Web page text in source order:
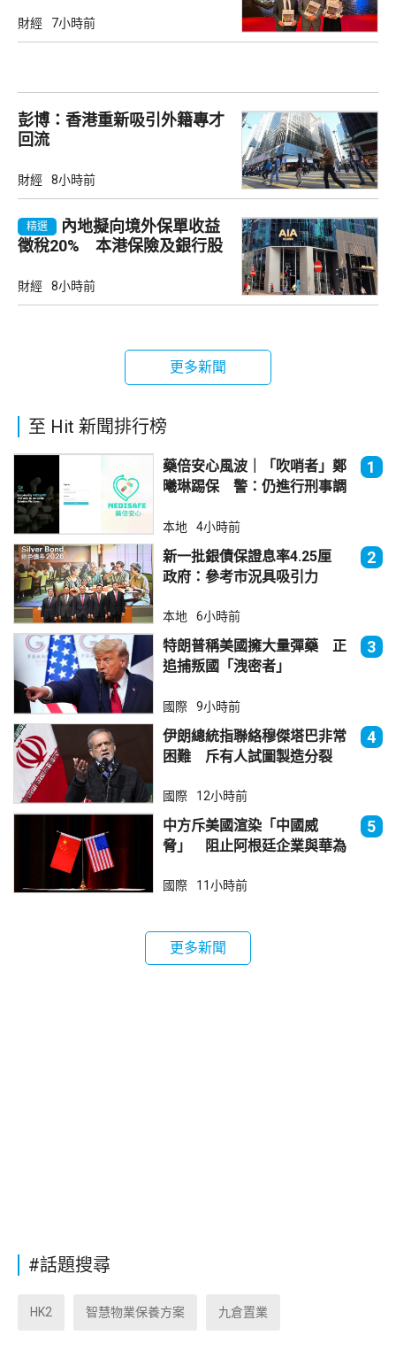
財經 7小時前
彭博：香港重新吸引外籍專才
回流
財經 8小時前
精選
內地擬向境外保單收益
徵稅20% 本港保險及銀行股
財經 8小時前
更多新聞
至 Hit 新聞排行榜
藥倍安心風波｜「吹哨者」鄭
曦琳踢保 警：仍進行刑事調
1
本地 4小時前
新一批銀債保證息率4.25厘
政府：參考市況具吸引力
2
本地 6小時前
特朗普稱美國擁大量彈藥 正
追捕叛國「洩密者」
3
國際 9小時前
伊朗總統指聯絡穆傑塔巴非常
困難 斥有人試圖製造分裂
4
國際 12小時前
中方斥美國渲染「中國威
脅」 阻止阿根廷企業與華為
5
國際 11小時前
更多新聞
#話題搜尋
HK2 智慧物業保養方案 九倉置業